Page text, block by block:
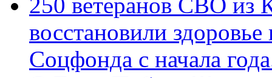
250 ветеранов СВО из
восстановили
Соцфонда с начала